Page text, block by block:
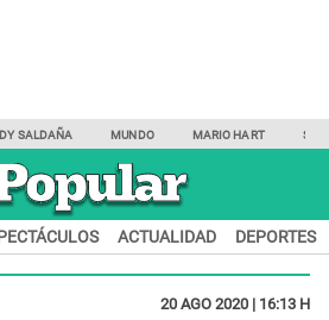
SALDAÑA MUNDO MARIO HART
ACTUALIDAD DEPORTES
20 AGO 2020 | 16:13 H